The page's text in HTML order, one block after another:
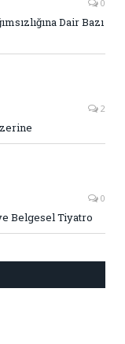
0
Dair Bazı
2
0
Belgesel Tiyatro